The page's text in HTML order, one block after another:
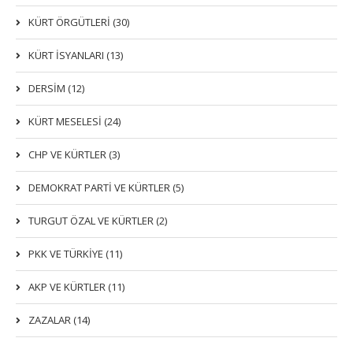
KÜRT ÖRGÜTLERİ (30)
KÜRT İSYANLARI (13)
DERSIM (12)
KÜRT MESELESİ (24)
CHP VE KÜRTLER (3)
DEMOKRAT PARTI VE KÜRTLER (5)
TURGUT ÖZAL VE KÜRTLER (2)
PKK VE TÜRKIYE (11)
AKP VE KÜRTLER (11)
ZAZALAR (14)